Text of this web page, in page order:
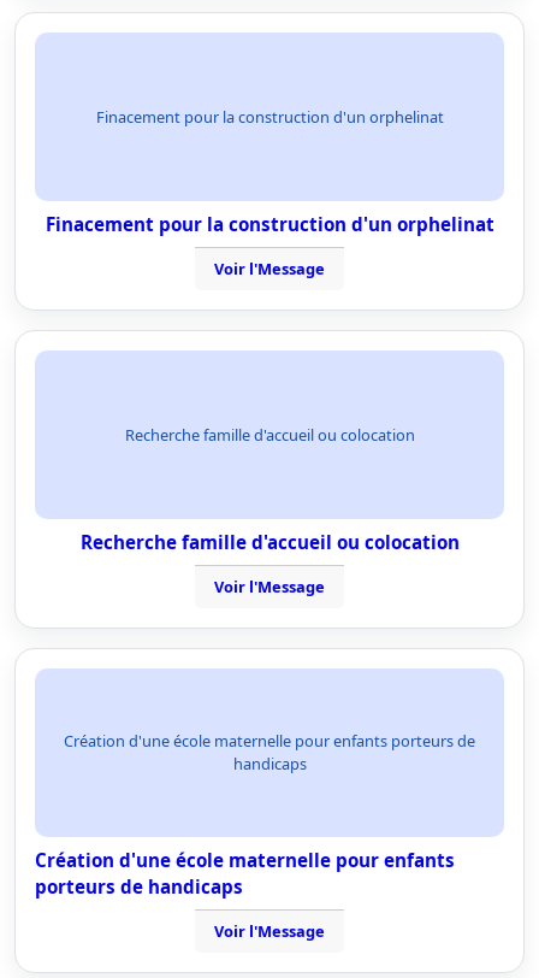
Finacement pour la construction d'un orphelinat
Finacement pour la construction d'un orphelinat
Voir l'Message
Recherche famille d'accueil ou colocation
Recherche famille d'accueil ou colocation
Voir l'Message
Création d'une école maternelle pour enfants porteurs de
handicaps
Création d'une école maternelle pour enfants
porteurs de handicaps
Voir l'Message